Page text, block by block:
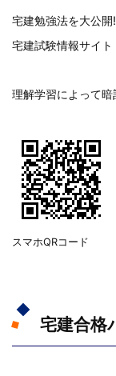
宅建勉強法を大公開
宅建試験情報サイト
理解学習によって暗
スマホQRコード
宅建合格